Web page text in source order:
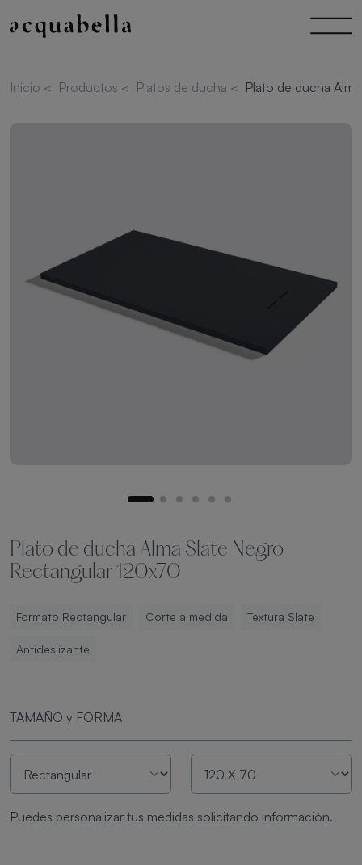
Inicio < Productos < Platos de ducha < Plato de ducha
Plato de ducha Alma Slate Negro
Rectangular 120x70
Formato Rectangular Corte a medida Textura Slate
Antideslizante
TAMAÑO y FORMA
Puedes personalizar tus medidas solicitando información.